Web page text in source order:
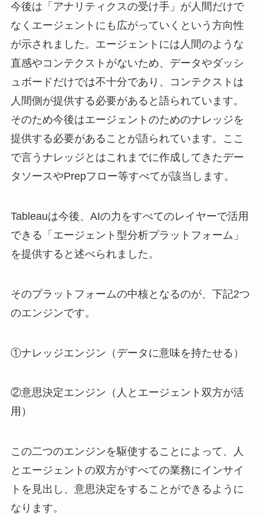
今後は「アナリティクスの受け手」が人間だけで
なくエージェントにも広がっていくという方向性
が示されました。エージェントには人間のような
直感やコンテクストがないため、データやダッシ
ュボードだけでは不十分であり、コンテクストは
人間側が提供する必要があると語られています。⁠
そのため今後はエージェントのためのナレッジを
提供する必要があることが語られています。ここ
で言うナレッジとはこれまでに作成してきたデー
タソースやPrepフロー等すべてが該当します。
Tableauは今後、AIの力をすべてのレイヤーで活用
できる「エージェント型分析プラットフォーム」
を提供すると述べられました。
そのプラットフォームの中核となるのが、 下記2つ
のエンジンです。
①ナレッジエンジン（データに意味を持たせる）
②意思決定エンジン（人とエージェント双方が活
用）
この二つのエンジンを駆使することによって、人
とエージェントの双方がすべての業務にインサイ
トを見出し、意思決定をすることができるように
なります。